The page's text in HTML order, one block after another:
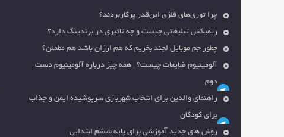
چرا توری‌های فلزی این‌قدر پرکاربردند؟
ریمیکس تبلیغاتی چیست و چه تاثیری در برندینگ دارد؟
چطور جم موبایل لجند بخریم که هم ارزان باشد هم مطمئن؟
آلومینیوم ضایعات چیست؟ | همه چیز درباره آلومینیوم دست
دوم
راهنمای والدین برای انتخاب شهربازی سرپوشیده ایمن و جذاب
برای کودکان
روش های جدید آموزشی برای پایه ششم ابتدایی